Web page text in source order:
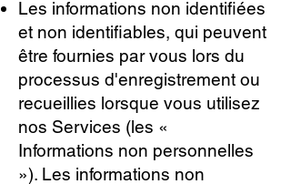
Les informations non identifiées
et non identifiables, qui peuvent
être fournies par vous lors du
processus d'enregistrement ou
recueillies lorsque vous utilisez
nos Services (les «
Informations non personnelles
»). Les informations non